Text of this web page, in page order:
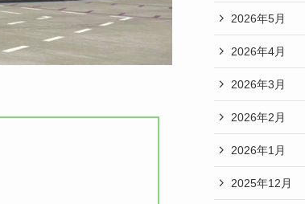
2026年5月
2026年4月
2026年3月
2026年2月
2026年1月
2025年12月